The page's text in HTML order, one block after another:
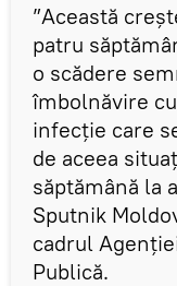
”Această
patru
o scădere
îmbolnăvire
infecție care
de aceea
săptămână la
Sputnik
cadrul
Publică.